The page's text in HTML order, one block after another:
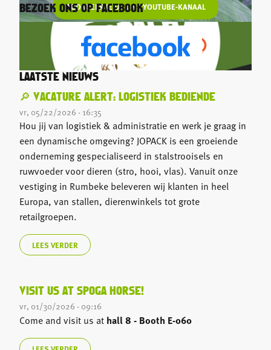
ABONNEER JE OP ONS YOUTUBE-KANAAL
BEZOEK ONS OP FACEBOOK
LAATSTE NIEUWS
🔎 VACATURE ALERT: LOGISTIEK BEDIENDE
vr, 05/22/2026 - 16:35
Hou jij van logistiek & administratie en werk je graag in
een dynamische omgeving? JOPACK is een groeiende
onderneming gespecialiseerd in stalstrooisels en
ruwvoeder voor dieren (stro, hooi, vlas). Vanuit onze
vestiging in Rumbeke beleveren wij klanten in heel
Europa, van stallen, dierenwinkels tot grote
retailgroepen.
LEES VERDER
VISIT US AT SPOGA HORSE!
vr, 01/30/2026 - 09:16
Come and visit us at hall 8 - Booth E-060